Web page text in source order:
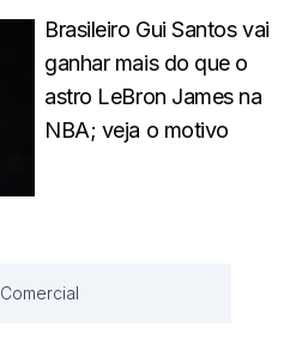
Brasileiro Gui Santos vai
ganhar mais do que o
astro LeBron James na
NBA; veja o motivo
Comercial